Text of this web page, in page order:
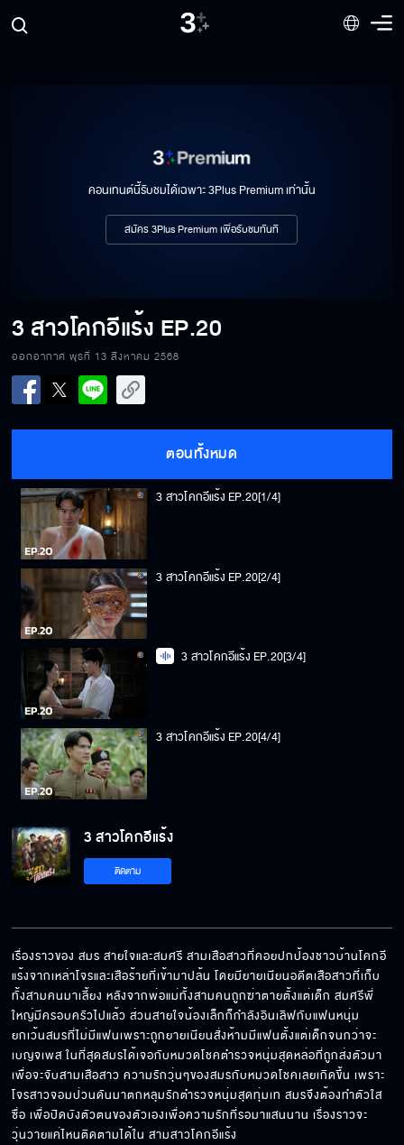
คอนเทนต์นี้รับชมได้เฉพาะ 3Plus Premium เท่านั้น
สมัคร 3Plus Premium เพื่อรับชมทันที
3 สาวโคกอีแร้ง EP.20
ออกอากาศ พุธที่ 13 สิงหาคม 2568
ตอนทั้งหมด
3 สาวโคกอีแร้ง EP.20[1/4]
3 สาวโคกอีแร้ง EP.20[2/4]
3 สาวโคกอีแร้ง EP.20[3/4]
3 สาวโคกอีแร้ง EP.20[4/4]
3 สาวโคกอีแร้ง
ติดตาม
เรื่องราวของ สมร สายใจและสมศรี สามเสือสาวที่คอยปกป้องชาวบ้านโคกอี
แร้งจากเหล่าโจรและเสือร้ายที่เข้ามาปล้น โดยมียายเนียนอดีตเสือสาวที่เก็บ
ทั้งสามคนมาเลี้ยง หลังจากพ่อแม่ทั้งสามคนถูกฆ่าตายตั้งแต่เด็ก สมศรีพี่
ใหญ่มีครอบครัวไปแล้ว ส่วนสายใจน้องเล็กก็กำลังอินเลิฟกับแฟนหนุ่ม
ยกเว้นสมรที่ไม่มีแฟนเพราะถูกยายเนียนสั่งห้ามมีแฟนตั้งแต่เด็กจนกว่าจะ
เบญจเพส ในที่สุดสมรได้เจอกับหมวดโชคตำรวจหนุ่มสุดหล่อที่ถูกส่งตัวมา
เพื่อจะจับสามเสือสาว ความรักวุ่นๆของสมรกับหมวดโชคเลยเกิดขึ้น เพราะ
โจรสาวจอมป่วนดันมาตกหลุมรักตำรวจหนุ่มสุดทุ่มเท สมรจึงต้องทำตัวใส
ซื่อ เพื่อปิดบังตัวตนของตัวเองเพื่อความรักที่รอมาแสนนาน เรื่องราวจะ
วุ่นวายแค่ไหนติดตามได้ใน สามสาวโคกอีแร้ง